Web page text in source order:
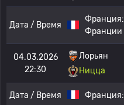
Дата / Время
Франция:
Франции
04.03.2026
22:30
Лорьян
Ницца
Дата / Время Франция: